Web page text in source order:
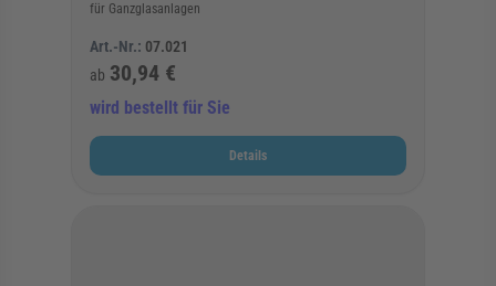
für Ganzglasanlagen
Art.-Nr.: 07.021
ab 30,94 €
wird bestellt für Sie
Details